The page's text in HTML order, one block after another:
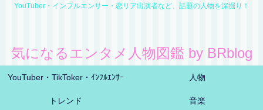
YouTuber・インフルエンサー・恋リア出演者など、話題の人物を深掘り！
気になるエンタメ人物図鑑 by BRblog
YouTuber・TikToker・ｲﾝﾌﾙｴﾝｻｰ 人物
トレンド 音楽